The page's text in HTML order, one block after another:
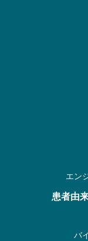
エン
患者由
バ